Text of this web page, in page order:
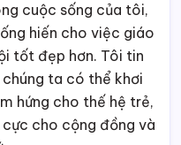
cuộc sống của tôi,
hiến cho việc giáo
tốt đẹp hơn. Tôi tin
ta có thể khơi
hứng cho thế hệ trẻ,
cho cộng đồng và